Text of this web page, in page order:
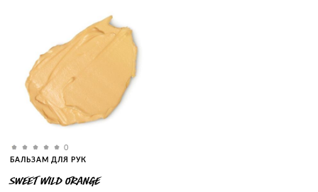
0
БАЛЬЗАМ ДЛЯ РУК
SWEET WILD ORANGE